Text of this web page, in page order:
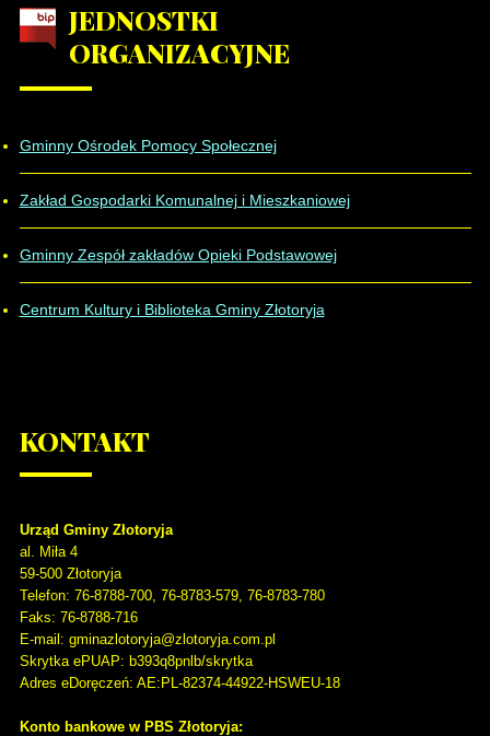
JEDNOSTKI
ORGANIZACYJNE
Gminny Ośrodek Pomocy Społecznej
Zakład Gospodarki Komunalnej i Mieszkaniowej
Gminny Zespół zakładów Opieki Podstawowej
Centrum Kultury i Biblioteka Gminy Złotoryja
KONTAKT
Urząd Gminy Złotoryja
al. Miła 4
59-500 Złotoryja
Telefon: 76-8788-700, 76-8783-579, 76-8783-780
Faks: 76-8788-716
E-mail: gminazlotoryja@zlotoryja.com.pl
Skrytka ePUAP: b393q8pnlb/skrytka
Adres eDoręczeń: AE:PL-82374-44922-HSWEU-18
Konto bankowe w PBS Złotoryja: